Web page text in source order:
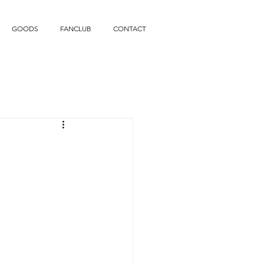
GOODS FANCLUB CONTACT